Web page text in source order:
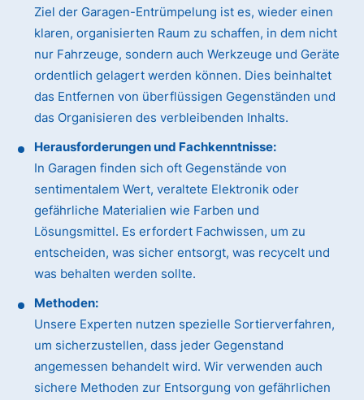
Ziel der Garagen-Entrümpelung ist es, wieder einen
klaren, organisierten Raum zu schaffen, in dem nicht
nur Fahrzeuge, sondern auch Werkzeuge und Geräte
ordentlich gelagert werden können. Dies beinhaltet
das Entfernen von überflüssigen Gegenständen und
das Organisieren des verbleibenden Inhalts.
Herausforderungen und Fachkenntnisse:
In Garagen finden sich oft Gegenstände von
sentimentalem Wert, veraltete Elektronik oder
gefährliche Materialien wie Farben und
Lösungsmittel. Es erfordert Fachwissen, um zu
entscheiden, was sicher entsorgt, was recycelt und
was behalten werden sollte.
Methoden:
Unsere Experten nutzen spezielle Sortierverfahren,
um sicherzustellen, dass jeder Gegenstand
angemessen behandelt wird. Wir verwenden auch
sichere Methoden zur Entsorgung von gefährlichen